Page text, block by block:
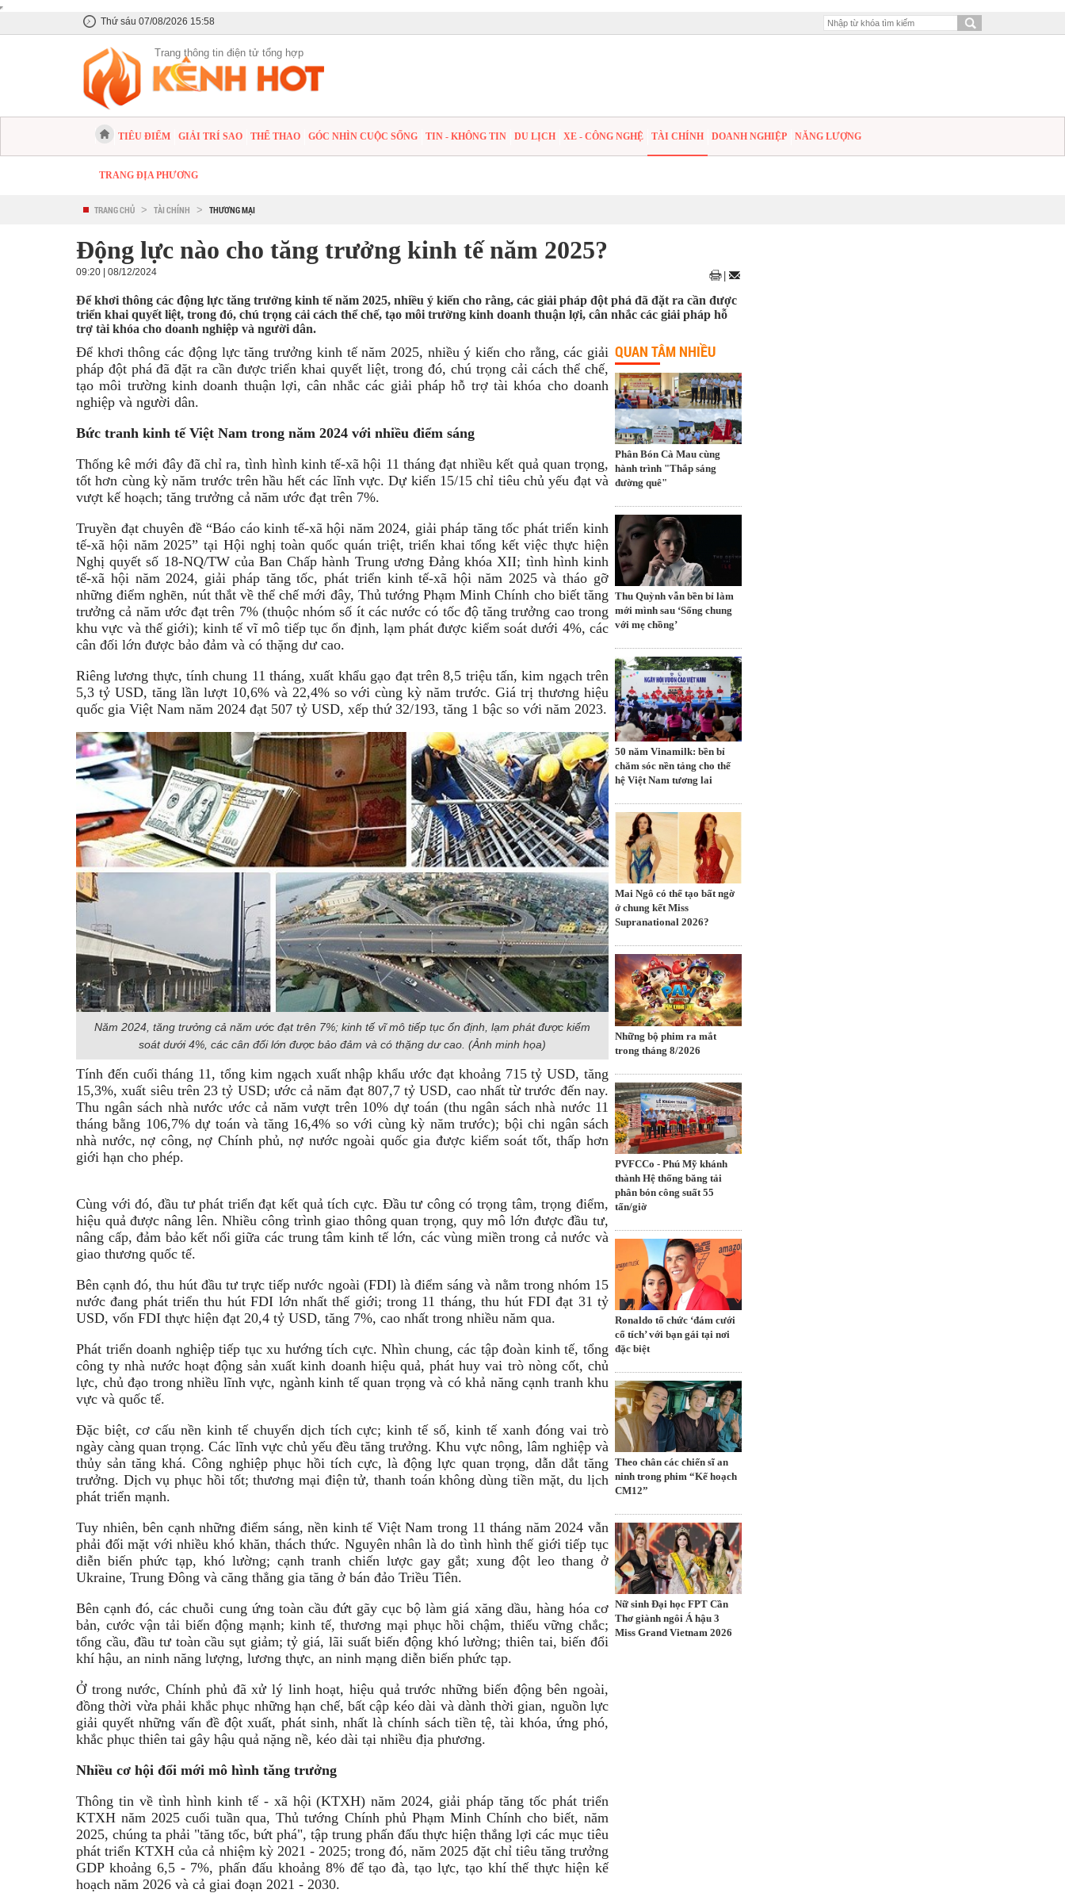
Thứ sáu 07/08/2026 15:58
Trang thông tin điện tử tổng hợp
TIÊU ĐIỂM GIẢI TRÍ SAO THỂ THAO GÓC NHÌN CUỘC SỐNG TIN - KHÔNG TIN DU LỊCH XE - CÔNG NGHỆ TÀI CHÍNH DOANH NGHIỆP NĂNG LƯỢNG
TRANG ĐỊA PHƯƠNG
TRANG CHỦ > TÀI CHÍNH > THƯƠNG MẠI
Động lực nào cho tăng trưởng kinh tế năm 2025?
09:20 | 08/12/2024
Để khơi thông các động lực tăng trưởng kinh tế năm 2025, nhiều ý kiến cho rằng, các giải pháp đột phá đã đặt ra cần được
triển khai quyết liệt, trong đó, chú trọng cải cách thể chế, tạo môi trường kinh doanh thuận lợi, cân nhắc các giải pháp hỗ
trợ tài khóa cho doanh nghiệp và người dân.
Để khơi thông các động lực tăng trưởng kinh tế năm 2025, nhiều ý kiến cho rằng, các giải
pháp đột phá đã đặt ra cần được triển khai quyết liệt, trong đó, chú trọng cải cách thể chế,
tạo môi trường kinh doanh thuận lợi, cân nhắc các giải pháp hỗ trợ tài khóa cho doanh
nghiệp và người dân.
Bức tranh kinh tế Việt Nam trong năm 2024 với nhiều điểm sáng
Thống kê mới đây đã chỉ ra, tình hình kinh tế-xã hội 11 tháng đạt nhiều kết quả quan trọng,
tốt hơn cùng kỳ năm trước trên hầu hết các lĩnh vực. Dự kiến 15/15 chỉ tiêu chủ yếu đạt và
vượt kế hoạch; tăng trưởng cả năm ước đạt trên 7%.
Truyền đạt chuyên đề “Báo cáo kinh tế-xã hội năm 2024, giải pháp tăng tốc phát triển kinh
tế-xã hội năm 2025” tại Hội nghị toàn quốc quán triệt, triển khai tổng kết việc thực hiện
Nghị quyết số 18-NQ/TW của Ban Chấp hành Trung ương Đảng khóa XII; tình hình kinh
tế-xã hội năm 2024, giải pháp tăng tốc, phát triển kinh tế-xã hội năm 2025 và tháo gỡ
những điểm nghẽn, nút thắt về thể chế mới đây, Thủ tướng Phạm Minh Chính cho biết tăng
trưởng cả năm ước đạt trên 7% (thuộc nhóm số ít các nước có tốc độ tăng trưởng cao trong
khu vực và thế giới); kinh tế vĩ mô tiếp tục ổn định, lạm phát được kiểm soát dưới 4%, các
cân đối lớn được bảo đảm và có thặng dư cao.
Riêng lương thực, tính chung 11 tháng, xuất khẩu gạo đạt trên 8,5 triệu tấn, kim ngạch trên
5,3 tỷ USD, tăng lần lượt 10,6% và 22,4% so với cùng kỳ năm trước. Giá trị thương hiệu
quốc gia Việt Nam năm 2024 đạt 507 tỷ USD, xếp thứ 32/193, tăng 1 bậc so với năm 2023.
Năm 2024, tăng trưởng cả năm ước đạt trên 7%; kinh tế vĩ mô tiếp tục ổn định, lạm phát được kiểm
soát dưới 4%, các cân đối lớn được bảo đảm và có thặng dư cao. (Ảnh minh họa)
Tính đến cuối tháng 11, tổng kim ngạch xuất nhập khẩu ước đạt khoảng 715 tỷ USD, tăng
15,3%, xuất siêu trên 23 tỷ USD; ước cả năm đạt 807,7 tỷ USD, cao nhất từ trước đến nay.
Thu ngân sách nhà nước ước cả năm vượt trên 10% dự toán (thu ngân sách nhà nước 11
tháng bằng 106,7% dự toán và tăng 16,4% so với cùng kỳ năm trước); bội chi ngân sách
nhà nước, nợ công, nợ Chính phủ, nợ nước ngoài quốc gia được kiểm soát tốt, thấp hơn
giới hạn cho phép.
Cùng với đó, đầu tư phát triển đạt kết quả tích cực. Đầu tư công có trọng tâm, trọng điểm,
hiệu quả được nâng lên. Nhiều công trình giao thông quan trọng, quy mô lớn được đầu tư,
nâng cấp, đảm bảo kết nối giữa các trung tâm kinh tế lớn, các vùng miền trong cả nước và
giao thương quốc tế.
Bên cạnh đó, thu hút đầu tư trực tiếp nước ngoài (FDI) là điểm sáng và nằm trong nhóm 15
nước đang phát triển thu hút FDI lớn nhất thế giới; trong 11 tháng, thu hút FDI đạt 31 tỷ
USD, vốn FDI thực hiện đạt 20,4 tỷ USD, tăng 7%, cao nhất trong nhiều năm qua.
Phát triển doanh nghiệp tiếp tục xu hướng tích cực. Nhìn chung, các tập đoàn kinh tế, tổng
công ty nhà nước hoạt động sản xuất kinh doanh hiệu quả, phát huy vai trò nòng cốt, chủ
lực, chủ đạo trong nhiều lĩnh vực, ngành kinh tế quan trọng và có khả năng cạnh tranh khu
vực và quốc tế.
Đặc biệt, cơ cấu nền kinh tế chuyển dịch tích cực; kinh tế số, kinh tế xanh đóng vai trò
ngày càng quan trọng. Các lĩnh vực chủ yếu đều tăng trưởng. Khu vực nông, lâm nghiệp và
thủy sản tăng khá. Công nghiệp phục hồi tích cực, là động lực quan trọng, dẫn dắt tăng
trưởng. Dịch vụ phục hồi tốt; thương mại điện tử, thanh toán không dùng tiền mặt, du lịch
phát triển mạnh.
Tuy nhiên, bên cạnh những điểm sáng, nền kinh tế Việt Nam trong 11 tháng năm 2024 vẫn
phải đối mặt với nhiều khó khăn, thách thức. Nguyên nhân là do tình hình thế giới tiếp tục
diễn biến phức tạp, khó lường; cạnh tranh chiến lược gay gắt; xung đột leo thang ở
Ukraine, Trung Đông và căng thẳng gia tăng ở bán đảo Triều Tiên.
Bên cạnh đó, các chuỗi cung ứng toàn cầu đứt gãy cục bộ làm giá xăng dầu, hàng hóa cơ
bản, cước vận tải biến động mạnh; kinh tế, thương mại phục hồi chậm, thiếu vững chắc;
tổng cầu, đầu tư toàn cầu sụt giảm; tỷ giá, lãi suất biến động khó lường; thiên tai, biến đổi
khí hậu, an ninh năng lượng, lương thực, an ninh mạng diễn biến phức tạp.
Ở trong nước, Chính phủ đã xử lý linh hoạt, hiệu quả trước những biến động bên ngoài,
đồng thời vừa phải khắc phục những hạn chế, bất cập kéo dài và dành thời gian, nguồn lực
giải quyết những vấn đề đột xuất, phát sinh, nhất là chính sách tiền tệ, tài khóa, ứng phó,
khắc phục thiên tai gây hậu quả nặng nề, kéo dài tại nhiều địa phương.
Nhiều cơ hội đổi mới mô hình tăng trưởng
Thông tin về tình hình kinh tế - xã hội (KTXH) năm 2024, giải pháp tăng tốc phát triển
KTXH năm 2025 cuối tuần qua, Thủ tướng Chính phủ Phạm Minh Chính cho biết, năm
2025, chúng ta phải "tăng tốc, bứt phá", tập trung phấn đấu thực hiện thắng lợi các mục tiêu
phát triển KTXH của cả nhiệm kỳ 2021 - 2025; trong đó, năm 2025 đặt chỉ tiêu tăng trưởng
GDP khoảng 6,5 - 7%, phấn đấu khoảng 8% để tạo đà, tạo lực, tạo khí thế thực hiện kế
hoạch năm 2026 và cả giai đoạn 2021 - 2030.
QUAN TÂM NHIỀU
Phân Bón Cà Mau cùng
hành trình "Thắp sáng
đường quê"
Thu Quỳnh vẫn bền bỉ làm
mới mình sau ‘Sống chung
với mẹ chồng’
50 năm Vinamilk: bền bỉ
chăm sóc nền tảng cho thế
hệ Việt Nam tương lai
Mai Ngô có thể tạo bất ngờ
ở chung kết Miss
Supranational 2026?
Những bộ phim ra mắt
trong tháng 8/2026
PVFCCo - Phú Mỹ khánh
thành Hệ thống băng tải
phân bón công suất 55
tấn/giờ
Ronaldo tổ chức ‘đám cưới
cổ tích’ với bạn gái tại nơi
đặc biệt
Theo chân các chiến sĩ an
ninh trong phim “Kế hoạch
CM12”
Nữ sinh Đại học FPT Cần
Thơ giành ngôi Á hậu 3
Miss Grand Vietnam 2026